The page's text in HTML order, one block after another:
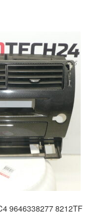
9646338277 8212TF